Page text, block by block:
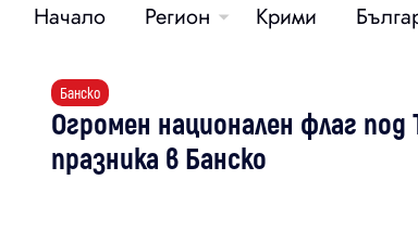
Начало Регион Крими
Банско
Огромен национален флаг
празника в Банско